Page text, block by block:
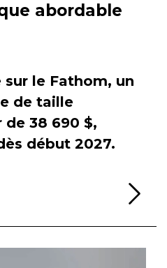
abordable
le Fathom, un
de taille
38 690 $,
début 2027.